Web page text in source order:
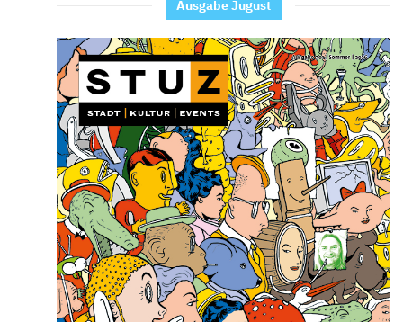
Ausgabe Jugust